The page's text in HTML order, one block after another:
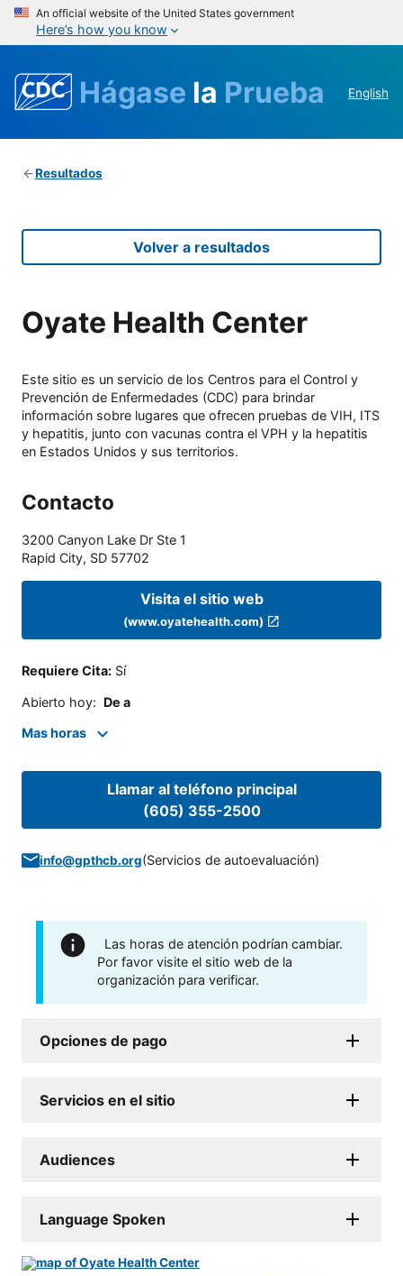
An official website of the United States government
Here’s how you know
Hágase la Prueba English
Resultados
Volver a resultados
Oyate Health Center
Este sitio es un servicio de los Centros para el Control y
Prevención de Enfermedades (CDC) para brindar
información sobre lugares que ofrecen pruebas de VIH, ITS
y hepatitis, junto con vacunas contra el VPH y la hepatitis
en Estados Unidos y sus territorios.
Contacto
3200 Canyon Lake Dr Ste 1
Rapid City, SD 57702
Visita el sitio web
(www.oyatehealth.com)
Requiere Cita: Sí
Abierto hoy: De a
Mas horas
Llamar al teléfono principal
(605) 355-2500
info@gpthcb.org(Servicios de autoevaluación)
Las horas de atención podrían cambiar.
Por favor visite el sitio web de la
organización para verificar.
Opciones de pago
Servicios en el sitio
Audiences
Language Spoken